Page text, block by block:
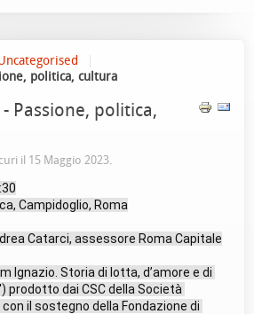
politica, cultura
Passione, politica,
il 15 Maggio 2023.
Campidoglio, Roma
Catarci, assessore Roma Capitale
Ignazio. Storia di lotta, d’amore e di
prodotto dai CSC della Società
il sostegno della Fondazione di